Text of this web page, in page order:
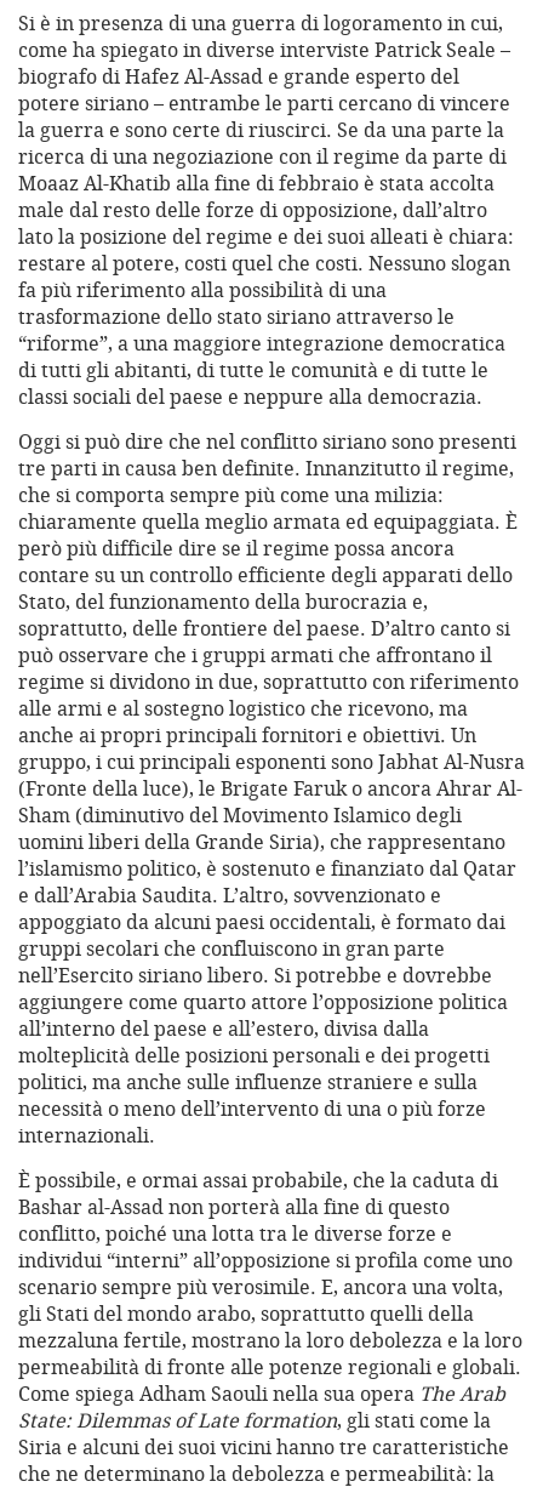
Si è in presenza di una guerra di logoramento in cui,
come ha spiegato in diverse interviste Patrick Seale –
biografo di Hafez Al-Assad e grande esperto del
potere siriano – entrambe le parti cercano di vincere
la guerra e sono certe di riuscirci. Se da una parte la
ricerca di una negoziazione con il regime da parte di
Moaaz Al-Khatib alla fine di febbraio è stata accolta
male dal resto delle forze di opposizione, dall’altro
lato la posizione del regime e dei suoi alleati è chiara:
restare al potere, costi quel che costi. Nessuno slogan
fa più riferimento alla possibilità di una
trasformazione dello stato siriano attraverso le
“riforme”, a una maggiore integrazione democratica
di tutti gli abitanti, di tutte le comunità e di tutte le
classi sociali del paese e neppure alla democrazia.
Oggi si può dire che nel conflitto siriano sono presenti
tre parti in causa ben definite. Innanzitutto il regime,
che si comporta sempre più come una milizia:
chiaramente quella meglio armata ed equipaggiata. È
però più difficile dire se il regime possa ancora
contare su un controllo efficiente degli apparati dello
Stato, del funzionamento della burocrazia e,
soprattutto, delle frontiere del paese. D’altro canto si
può osservare che i gruppi armati che affrontano il
regime si dividono in due, soprattutto con riferimento
alle armi e al sostegno logistico che ricevono, ma
anche ai propri principali fornitori e obiettivi. Un
gruppo, i cui principali esponenti sono Jabhat Al-Nusra
(Fronte della luce), le Brigate Faruk o ancora Ahrar Al-
Sham (diminutivo del Movimento Islamico degli
uomini liberi della Grande Siria), che rappresentano
l’islamismo politico, è sostenuto e finanziato dal Qatar
e dall’Arabia Saudita. L’altro, sovvenzionato e
appoggiato da alcuni paesi occidentali, è formato dai
gruppi secolari che confluiscono in gran parte
nell’Esercito siriano libero. Si potrebbe e dovrebbe
aggiungere come quarto attore l’opposizione politica
all’interno del paese e all’estero, divisa dalla
molteplicità delle posizioni personali e dei progetti
politici, ma anche sulle influenze straniere e sulla
necessità o meno dell’intervento di una o più forze
internazionali.
È possibile, e ormai assai probabile, che la caduta di
Bashar al-Assad non porterà alla fine di questo
conflitto, poiché una lotta tra le diverse forze e
individui “interni” all’opposizione si profila come uno
scenario sempre più verosimile. E, ancora una volta,
gli Stati del mondo arabo, soprattutto quelli della
mezzaluna fertile, mostrano la loro debolezza e la loro
permeabilità di fronte alle potenze regionali e globali.
Come spiega Adham Saouli nella sua opera The Arab
State: Dilemmas of Late formation, gli stati come la
Siria e alcuni dei suoi vicini hanno tre caratteristiche
che ne determinano la debolezza e permeabilità: la